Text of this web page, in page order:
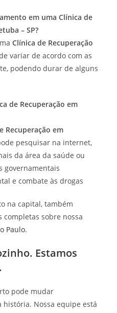
em uma Clínica de
– SP?
Clínica de Recuperação
variar de acordo com as
podendo durar de alguns
de Recuperação em
Recuperação em
pesquisar na internet,
da área da saúde ou
governamentais
e combate às drogas
na capital, também
sobre nossa
Paulo.
Estamos
pode mudar
Nossa equipe está